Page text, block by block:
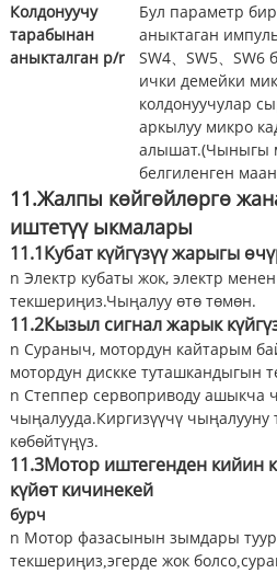
Колдонуучу
тарабынан
аныкталган p/r
Бул параметр
аныктаган
SW4、SW5、SW6
ички демейки
колдонуучулар
аркылуу микро
алышат.(Чыныгы
белгиленген
11.Жалпы көйгөйлөргө
иштетүү ыкмалары
11.1Кубат күйгүзүү жарыгы
n Электр кубаты жок, электр
текшериңиз.Чыңалуу өтө төмөн.
11.2Кызыл сигнал жарык
n Сураныч, мотордун кайтарым
мотордун дискке туташкандыгын
n Степпер сервоприводу ашыкча
чыңалууда.Киргизүүчү чыңалууну
көбөйтүңүз.
11.3Мотор иштегенден кийин
күйөт кичинекей
бурч
n Мотор фазасынын зымдары
текшериңиз,эгерде жок болсо,